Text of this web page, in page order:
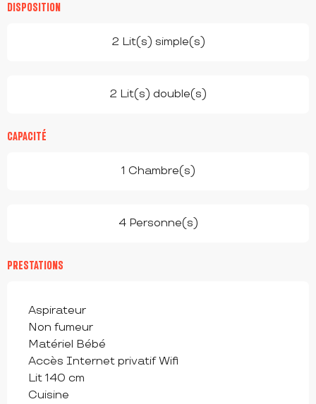
DISPOSITION
2 Lit(s) simple(s)
2 Lit(s) double(s)
CAPACITÉ
1 Chambre(s)
4 Personne(s)
PRESTATIONS
Aspirateur
Non fumeur
Matériel Bébé
Accès Internet privatif Wifi
Lit 140 cm
Cuisine